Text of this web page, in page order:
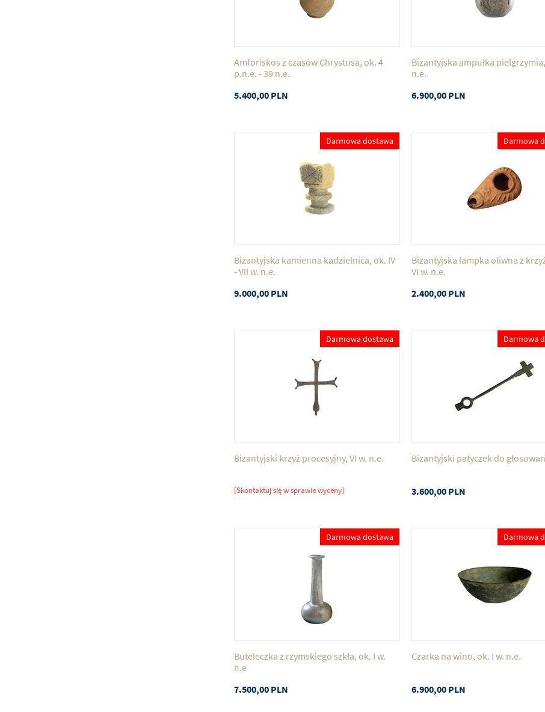
Amforiskos z czasów Chrystusa, ok. 4
p.n.e. - 39 n.e.
5.400,00 PLN
Bizantyjska ampułka pielgrzymia,
n.e.
6.900,00 PLN
Darmowa dostawa
Bizantyjska kamienna kadzielnica, ok. IV
- VII w. n.e.
9.000,00 PLN
Darmowa
Bizantyjska lampka oliwna z
VI w. n.e.
2.400,00 PLN
Darmowa dostawa
Bizantyjski krzyż procesyjny, VI w. n.e.
[Skontaktuj się w sprawie wyceny]
Darmowa
Bizantyjski patyczek do
3.600,00 PLN
Darmowa dostawa
Buteleczka z rzymskiego szkła, ok. I w.
n.e
7.500,00 PLN
Darmowa
Czarka na wino, ok. I w. n.e.
6.900,00 PLN